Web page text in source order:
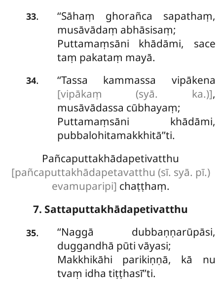
33.
‘‘Sāhaṃ ghorañca sapathaṃ,
musāvādaṃ abhāsisaṃ;
Puttamaṃsāni khādāmi, sace
taṃ pakataṃ mayā.
34.
‘‘Tassa kammassa vipākena
[vipākaṃ (syā. ka.)],
musāvādassa cūbhayaṃ;
Puttamaṃsāni khādāmi,
pubbalohitamakkhitā’’ti.
Pañcaputtakhādapetivatthu
[pañcaputtakhādapetavatthu (sī. syā. pī.)
evamuparipi] chaṭṭhaṃ.
7. Sattaputtakhādapetivatthu
35. ‘‘Naggā dubbaṇṇarūpāsi,
duggandhā pūti vāyasi;
Makkhikāhi parikiṇṇā, kā nu
tvaṃ idha tiṭṭhasī’’ti.